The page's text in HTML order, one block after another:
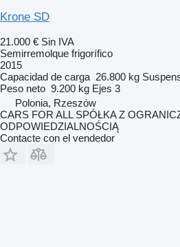
Krone SD
21.000 € Sin IVA
Semirremolque frigorífico
2015
Capacidad de carga 26.800 kg
Peso neto 9.200 kg Ejes 3
Polonia, Rzeszów
CARS FOR ALL SPÓŁKA Z
ODPOWIEDZIALNOŚCIĄ
Contacte con el vendedor